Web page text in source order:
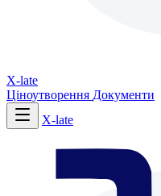
X-late
Ціноутворення Документи
X-late